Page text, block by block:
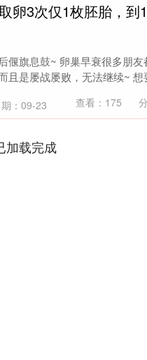
卵3次仅1枚胚胎，到
偃旗息鼓~ 卵巢早衰很多朋友
且是屡战屡败，无法继续~
期：09-23 查看： 175
加载完成